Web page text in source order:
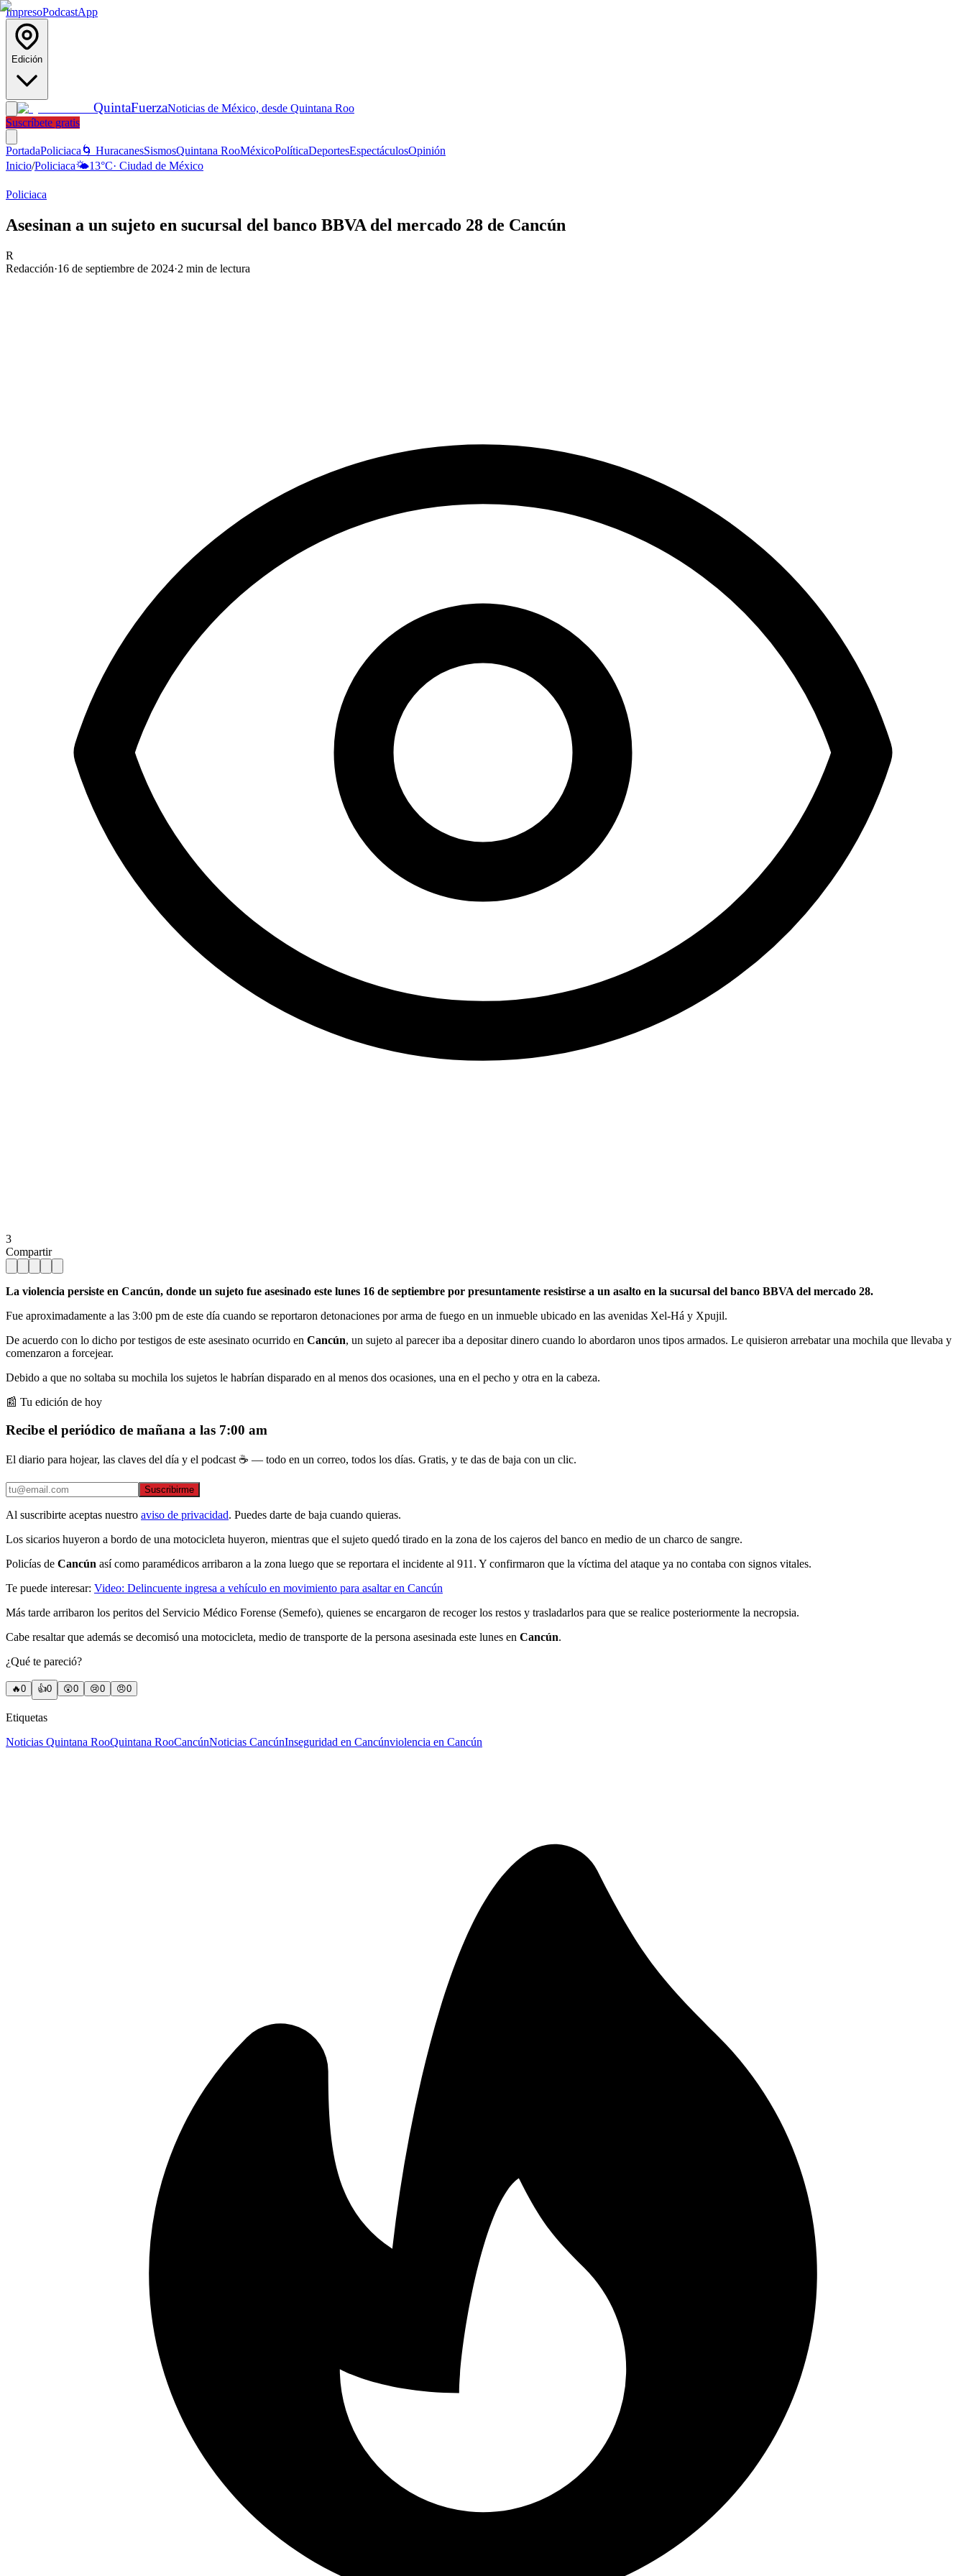
ImpresoPodcastApp
Edición
QuintaFuerzaNoticias de México, desde Quintana Roo
Suscríbete gratis
PortadaPoliciaca 🌀 HuracanesSismosQuintana RooMéxicoPolíticaDeportesEspectáculosOpinión
Inicio/Policiaca🌤️13°C· Ciudad de México
Policiaca
Asesinan a un sujeto en sucursal del banco BBVA del mercado 28 de Cancún
R
Redacción·16 de septiembre de 2024·2 min de lectura
3
Compartir
La violencia persiste en Cancún, donde un sujeto fue asesinado este lunes 16 de septiembre por presuntamente resistirse a un asalto en la sucursal del banco BBVA del mercado 28.
Fue aproximadamente a las 3:00 pm de este día cuando se reportaron detonaciones por arma de fuego en un inmueble ubicado en las avenidas Xel-Há y Xpujil.
De acuerdo con lo dicho por testigos de este asesinato ocurrido en Cancún, un sujeto al parecer iba a depositar dinero cuando lo abordaron unos tipos armados. Le quisieron arrebatar una mochila que llevaba y
comenzaron a forcejear.
Debido a que no soltaba su mochila los sujetos le habrían disparado en al menos dos ocasiones, una en el pecho y otra en la cabeza.
📰 Tu edición de hoy
Recibe el periódico de mañana a las 7:00 am
El diario para hojear, las claves del día y el podcast ☕ — todo en un correo, todos los días. Gratis, y te das de baja con un clic.
Suscribirme
Al suscribirte aceptas nuestro aviso de privacidad. Puedes darte de baja cuando quieras.
Los sicarios huyeron a bordo de una motocicleta huyeron, mientras que el sujeto quedó tirado en la zona de los cajeros del banco en medio de un charco de sangre.
Policías de Cancún así como paramédicos arribaron a la zona luego que se reportara el incidente al 911. Y confirmaron que la víctima del ataque ya no contaba con signos vitales.
Te puede interesar: Video: Delincuente ingresa a vehículo en movimiento para asaltar en Cancún
Más tarde arribaron los peritos del Servicio Médico Forense (Semefo), quienes se encargaron de recoger los restos y trasladarlos para que se realice posteriormente la necropsia.
Cabe resaltar que además se decomisó una motocicleta, medio de transporte de la persona asesinada este lunes en Cancún.
¿Qué te pareció?
🔥0 👍0 😲0 😢0 😠0
Etiquetas
Noticias Quintana RooQuintana RooCancúnNoticias CancúnInseguridad en Cancúnviolencia en Cancún